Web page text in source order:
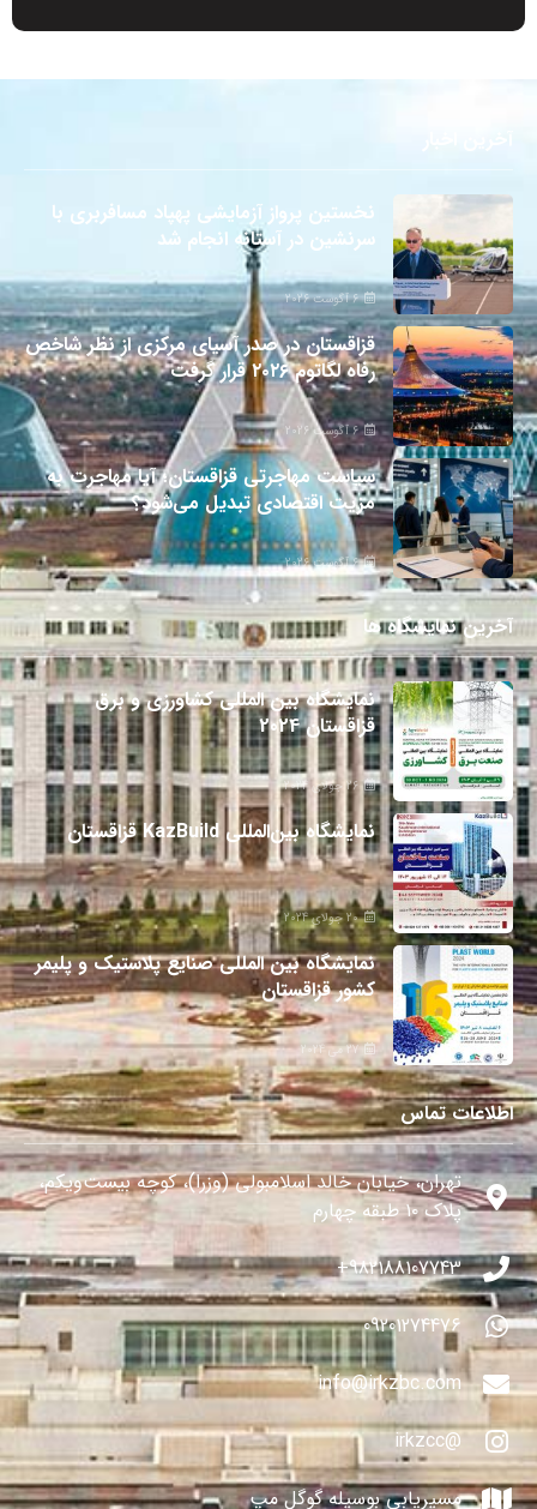
نخستین پرواز آزمایشی پهپاد مسافربری با
سرنشین در آستانه انجام شد
6 آگوست 2026
قزاقستان در صدر آسیای مرکزی از نظر شاخص
رفاه لگاتوم ۲۰۲۶ قرار گرفت
6 آگوست 2026
سیاست مهاجرتی قزاقستان؛ آیا مهاجرت به
مزیت اقتصادی تبدیل می‌شود؟
6 آگوست 2026
آخرین نمایشگاه ها
نمایشگاه بین المللی کشاورزی و برق
قزاقستان 2024
26 جولای 2024
نمایشگاه بین‌المللی KazBuild قزاقستان
20 جولای 2024
نمایشگاه بین المللی صنایع پلاستیک و پلیمر
کشور قزاقستان
27 می 2024
اطلاعات تماس
تهران، خیابان خالد اسلامبولی (وزرا)، کوچه بیست‌ویکم،
پلاک ۱۰ طبقه چهارم
982188107743+
09201274476
info@irkzbc.com
@irkzcc
مسیریابی بوسیله گوگل مپ